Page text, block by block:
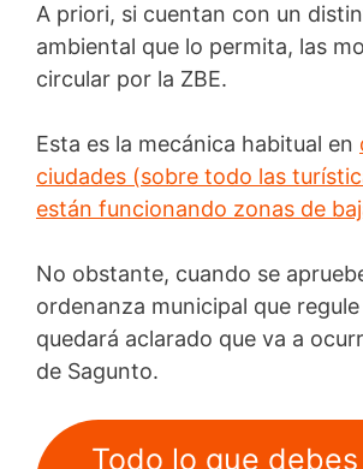
A priori, si cuentan con un
ambiental que lo permita, las
circular por la ZBE.
Esta es la mecánica habitual en
ciudades (sobre todo las
están funcionando zonas de
No obstante, cuando se
ordenanza municipal que
quedará aclarado que va a
de Sagunto.
Todo lo que